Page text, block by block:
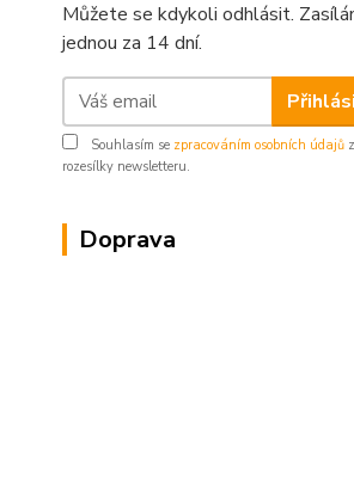
Můžete se kdykoli odhlásit.
jednou za 14 dní.
Souhlasím se zpracováním osobních údajů
rozesílky newsletteru.
Doprava